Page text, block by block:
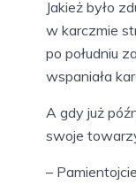
Jakież było
w karczmie
po południu
wspaniała
A gdy już
swoje
–